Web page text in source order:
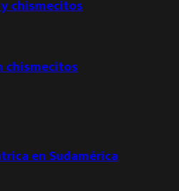
y chismecitos
chismecitos
en Sudamérica